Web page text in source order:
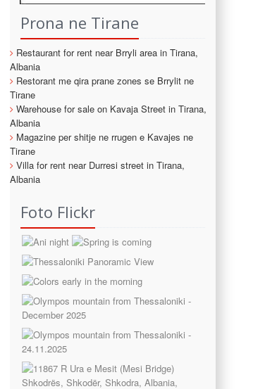
Prona ne Tirane
Restaurant for rent near Brryli area in Tirana,
Albania
Restorant me qira prane zones se Brrylit ne
Tirane
Warehouse for sale on Kavaja Street in Tirana,
Albania
Magazine per shitje ne rrugen e Kavajes ne
Tirane
Villa for rent near Durresi street in Tirana,
Albania
Foto Flickr